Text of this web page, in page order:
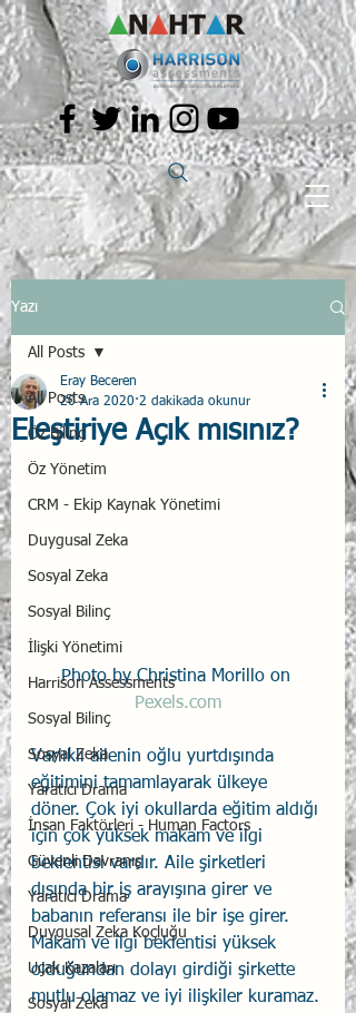
Yazı
All Posts
Öz Bilinç
Öz Yönetim
CRM - Ekip Kaynak Yönetimi
Duygusal Zeka
Sosyal Zeka
Sosyal Bilinç
İlişki Yönetimi
Harrison Assessments
Sosyal Bilinç
Sosyal Zeka
Yaratıcı Drama
İnsan Faktörleri - Human Factors
Güvenli Davranış
Yaratıcı Drama
Duygusal Zeka Koçluğu
Uçak Kazaları
Sosyal Zekâ
All Posts
Eleştiriye Açık mısınız?
Eray Beceren
20 Ara 2020 2 dakikada okunur
Photo by Christina Morillo on
Pexels.com
Varlıklı ailenin oğlu yurtdışında
eğitimini tamamlayarak ülkeye
döner. Çok iyi okullarda eğitim aldığı
için çok yüksek makam ve ilgi
beklentisi vardır. Aile şirketleri
dışında bir iş arayışına girer ve
babanın referansı ile bir işe girer.
Makam ve ilgi beklentisi yüksek
olduğundan dolayı girdiği şirkette
mutlu olamaz ve iyi ilişkiler kuramaz.